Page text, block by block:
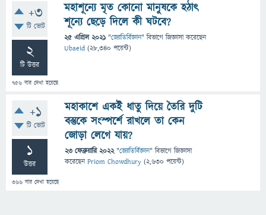
+3
টি ভোট
2
টি উত্তর
756 বার দেখা হয়েছে
মহাশূন্যে মৃত কোনো মানুষকে হঠাৎ
শূন্যে ছেড়ে দিলে কী ঘটবে?
25 এপ্রিল 2021 "জ্যোতির্বিজ্ঞান" বিভাগে জিজ্ঞাসাকরেছেন
Ubaeid (28,340 পয়েন্ট)
+1
টি ভোট
1
উত্তর
366 বার দেখা হয়েছে
মহাকাশে একই ধাতু দিয়ে তৈরি দুটি
বস্তুকে সংস্পর্শে রাখলে তা কেন
জোড়া লেগে যায়?
23 ফেব্রুয়ারি 2022 "জ্যোতির্বিজ্ঞান" বিভাগে জিজ্ঞাসা
করেছেনPriom Chowdhury (2,630 পয়েন্ট)